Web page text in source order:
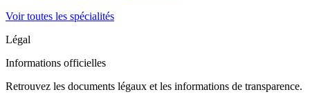
Voir toutes les spécialités
Légal
Informations officielles
Retrouvez les documents légaux et les informations de transparence.